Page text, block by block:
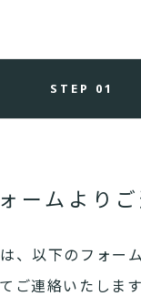
STEP 01
ームより
、以下のフォー
ご連絡いたしま